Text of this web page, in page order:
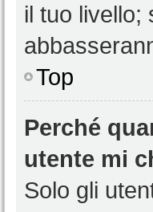
il tuo livello;
Top
Perché
utente mi
Solo gli